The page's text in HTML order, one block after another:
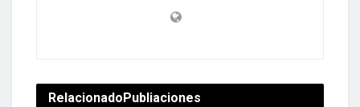
RelacionadoPubliaciones